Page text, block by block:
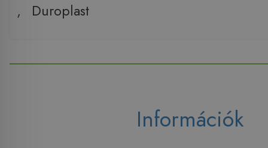
,
Duroplast
Információk